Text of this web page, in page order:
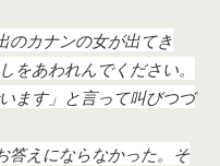
のカナンの女が出てき
をあわれんでください。
ます」と言って叫びつづ
答えにならなかった。そ